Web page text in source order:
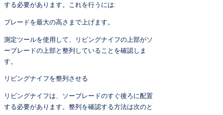
する必要があります。これを行うには:
ブレードを最大の高さまで上げます。
測定ツールを使用して、リビングナイフの上部がソ
ーブレードの上部と整列していることを確認しま
す。
リビングナイフを整列させる
リビングナイフは、ソーブレードのすぐ後ろに配置
する必要があります。整列を確認する方法は次のと